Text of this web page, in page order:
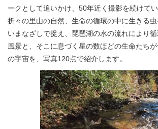
ークとして追いかけ、50年近く撮影を続けて
折々の里山の自然、生命の循環の中に生きる
いまなざしで捉え、琵琶湖の水の流れにより
風景と、そこに息づく星の数ほどの生命たち
の宇宙を、写真120点で紹介します。